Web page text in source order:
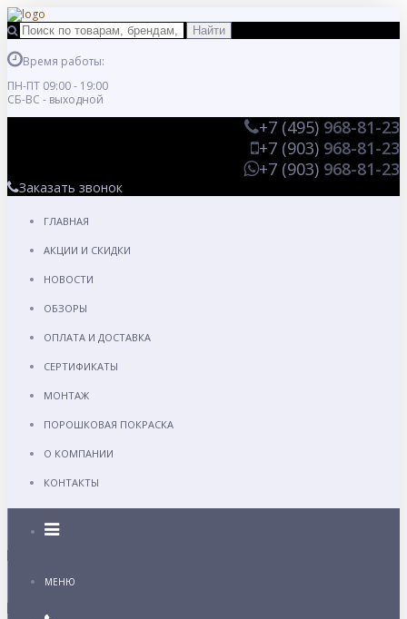
Время работы:
ПН-ПТ 09:00 - 19:00
СБ-ВС - выходной
+7 (495) 968-81-23
+7 (903) 968-81-23
+7 (903) 968-81-23
Заказать звонок
ГЛАВНАЯ
АКЦИИ И СКИДКИ
НОВОСТИ
ОБЗОРЫ
ОПЛАТА И ДОСТАВКА
СЕРТИФИКАТЫ
МОНТАЖ
ПОРОШКОВАЯ ПОКРАСКА
О КОМПАНИИ
КОНТАКТЫ
Каталог
МЕНЮ